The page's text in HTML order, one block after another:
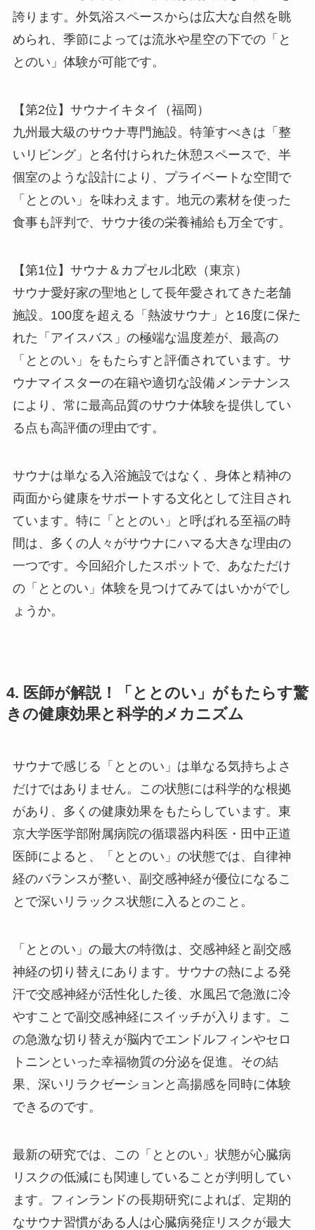
誇ります。外気浴スペースからは広大な自然を眺
められ、季節によっては流氷や星空の下での「と
とのい」体験が可能です。
【第2位】サウナイキタイ（福岡）
九州最大級のサウナ専門施設。特筆すべきは「整
いリビング」と名付けられた休憩スペースで、半
個室のような設計により、プライベートな空間で
「ととのい」を味わえます。地元の素材を使った
食事も評判で、サウナ後の栄養補給も万全です。
【第1位】サウナ＆カプセル北欧（東京）
サウナ愛好家の聖地として長年愛されてきた老舗
施設。100度を超える「熱波サウナ」と16度に保た
れた「アイスバス」の極端な温度差が、最高の
「ととのい」をもたらすと評価されています。サ
ウナマイスターの在籍や適切な設備メンテナンス
により、常に最高品質のサウナ体験を提供してい
る点も高評価の理由です。
サウナは単なる入浴施設ではなく、身体と精神の
両面から健康をサポートする文化として注目され
ています。特に「ととのい」と呼ばれる至福の時
間は、多くの人々がサウナにハマる大きな理由の
一つです。今回紹介したスポットで、あなただけ
の「ととのい」体験を見つけてみてはいかがでし
ょうか。
4. 医師が解説！「ととのい」がもたらす驚
きの健康効果と科学的メカニズム
サウナで感じる「ととのい」は単なる気持ちよさ
だけではありません。この状態には科学的な根拠
があり、多くの健康効果をもたらしています。東
京大学医学部附属病院の循環器内科医・田中正道
医師によると、「ととのい」の状態では、自律神
経のバランスが整い、副交感神経が優位になるこ
とで深いリラックス状態に入るとのこと。
「ととのい」の最大の特徴は、交感神経と副交感
神経の切り替えにあります。サウナの熱による発
汗で交感神経が活性化した後、水風呂で急激に冷
やすことで副交感神経にスイッチが入ります。こ
の急激な切り替えが脳内でエンドルフィンやセロ
トニンといった幸福物質の分泌を促進。その結
果、深いリラクゼーションと高揚感を同時に体験
できるのです。
最新の研究では、この「ととのい」状態が心臓病
リスクの低減にも関連していることが判明してい
ます。フィンランドの長期研究によれば、定期的
なサウナ習慣がある人は心臓病発症リスクが最大